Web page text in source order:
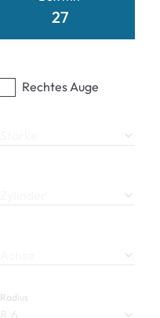
27
Rechtes Auge
Radius